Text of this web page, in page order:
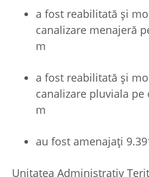
a fost reabilitată și
canalizare menajeră
m
a fost reabilitată și
canalizare pluviala pe
m
au fost amenajați
Unitatea Administrativ